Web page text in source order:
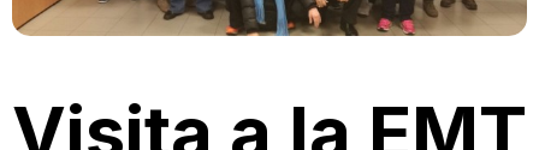
Visita a la EMT